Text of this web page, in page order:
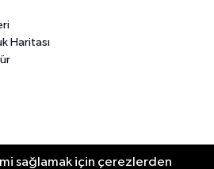
Haritası
Gündem Yazarlar
Spor
sağlamak için çerezlerden